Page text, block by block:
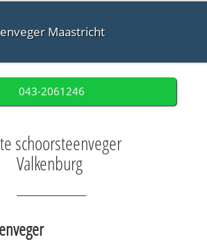
Maastricht
043-2061246
schoorsteenveger
Valkenburg